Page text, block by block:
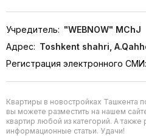
Учредитель: "WEBNOW" MChJ
Адрес: Toshkent shahri,
Регистрация электронного СМИ:
Квартиры в новостройках Ташкента
вы можете разместить на нашем
квартир любой из категорий. А
информационные статьи. Удачи!